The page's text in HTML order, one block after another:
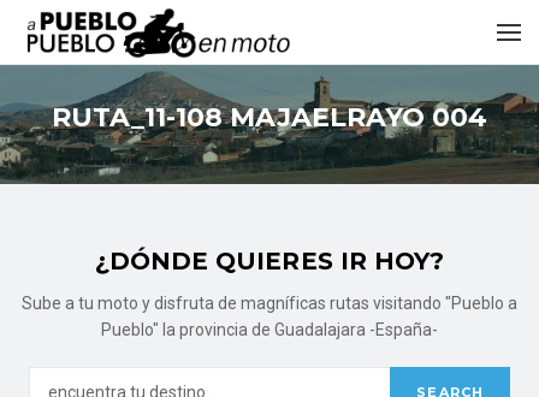
RUTA_11-108 MAJAELRAYO 004
¿DÓNDE QUIERES IR HOY?
Sube a tu moto y disfruta de magníficas rutas visitando "Pueblo a
Pueblo" la provincia de Guadalajara -España-